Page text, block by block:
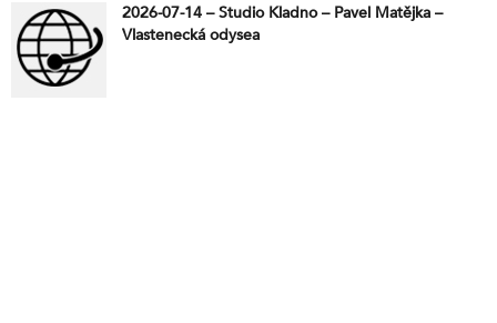
2026-07-14 – Studio Kladno – Pavel Matějka –
Vlastenecká odysea